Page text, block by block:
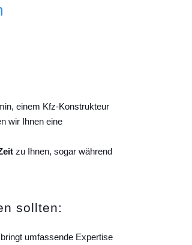
einem Kfz-Konstrukteur
wir Ihnen eine
zu Ihnen, sogar während
sollten:
umfassende Expertise